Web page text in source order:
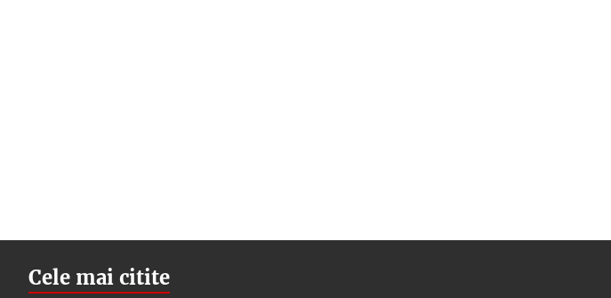
Cele mai citite